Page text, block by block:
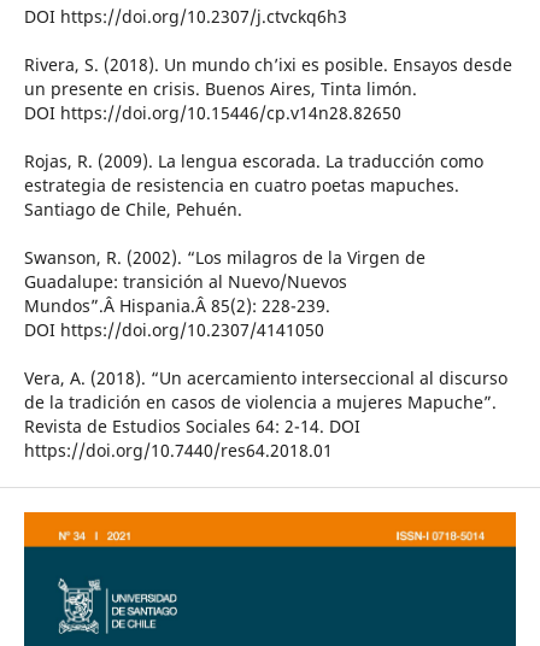
DOI https://doi.org/10.2307/j.ctvckq6h3
Rivera, S. (2018). Un mundo ch’ixi es posible. Ensayos desde
un presente en crisis. Buenos Aires, Tinta limón.
DOI https://doi.org/10.15446/cp.v14n28.82650
Rojas, R. (2009). La lengua escorada. La traducción como
estrategia de resistencia en cuatro poetas mapuches.
Santiago de Chile, Pehuén.
Swanson, R. (2002). “Los milagros de la Virgen de
Guadalupe: transición al Nuevo/Nuevos
Mundos”.Â Hispania.Â 85(2): 228-239.
DOI https://doi.org/10.2307/4141050
Vera, A. (2018). “Un acercamiento interseccional al discurso
de la tradición en casos de violencia a mujeres Mapuche”.
Revista de Estudios Sociales 64: 2-14. DOI
https://doi.org/10.7440/res64.2018.01